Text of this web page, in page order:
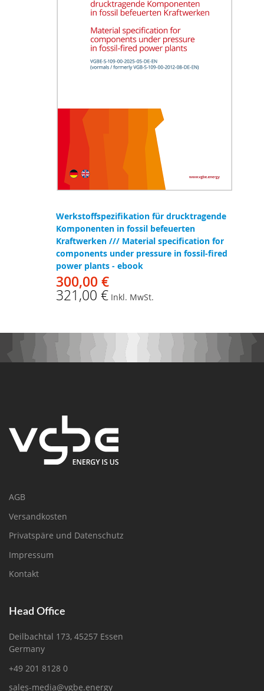
Werkstoffspezifikation für drucktragende
Komponenten in fossil befeuerten
Kraftwerken /// Material specification for
components under pressure in fossil-fired
power plants - ebook
300,00 €
321,00 € Inkl. MwSt.
AGB
Versandkosten
Privatspäre und Datenschutz
Impressum
Kontakt
Head Office
Deilbachtal 173, 45257 Essen
Germany
+49 201 8128 0
sales-media@vgbe.energy